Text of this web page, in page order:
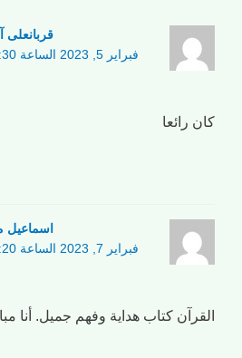
قربانعلی
فبراير 5, 2023 الساعة 6:30 ص
كان رائعا
فبراير 7, 2023 الساعة 12:20 ص
القرآن كتاب هداية وفهم جميل. أنا